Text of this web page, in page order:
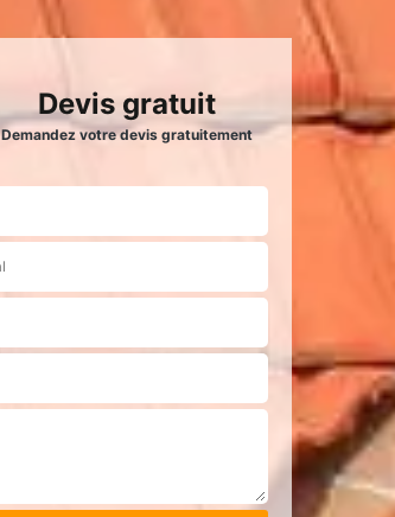
Devis gratuit
Demandez votre devis gratuitement